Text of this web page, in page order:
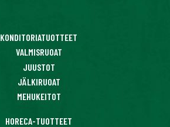
KONDITORIATUOTTEET
VALMISRUOAT
JUUSTOT
JÄLKIRUOAT
MEHUKEITOT
HORECA-TUOTTEET